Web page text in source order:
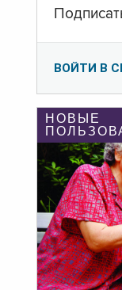
ВОЙТИ В
НОВЫЕ